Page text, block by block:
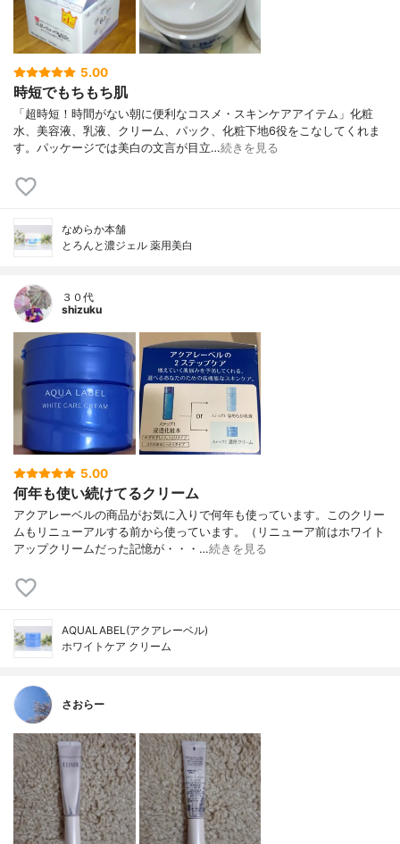
5.00
時短でもちもち肌
「超時短！時間がない朝に便利なコスメ・スキンケアアイテム」化粧
水、美容液、乳液、クリーム、パック、化粧下地6役をこなしてくれま
す。パッケージでは美白の文言が目立…続きを見る
なめらか本舗
とろんと濃ジェル 薬用美白
３０代
shizuku
5.00
何年も使い続けてるクリーム
アクアレーベルの商品がお気に入りで何年も使っています。このクリー
ムもリニューアルする前から使っています。（リニューア前はホワイト
アップクリームだった記憶が・・・…続きを見る
AQUALABEL(アクアレーベル)
ホワイトケア クリーム
さおらー